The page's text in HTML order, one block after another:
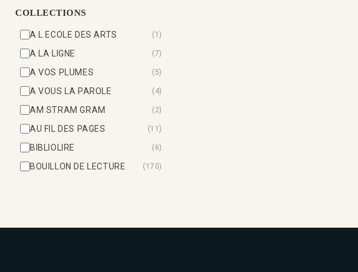
COLLECTIONS
A L ECOLE DES ARTS (1)
A LA LIGNE (7)
A VOS PLUMES (5)
A VOUS LA PAROLE (4)
AM STRAM GRAM (2)
AU FIL DES PAGES (11)
BIBLIOLIRE (6)
BOUILLON DE LECTURE (170)